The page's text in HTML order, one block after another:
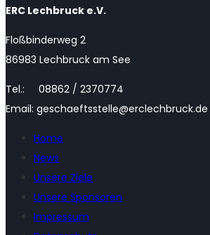
ERC Lechbruck e.V.
Floßbinderweg 2
86983 Lechbruck am See
Tel.: 08862 / 2370774
Email: geschaeftsstelle@erclechbruck.de
Home
News
Unsere Ziele
Unsere Sponsoren
Impressum